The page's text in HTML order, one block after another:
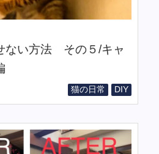
ない方法 その５/キャ
猫の日常 DIY